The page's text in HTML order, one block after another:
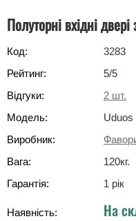
Полуторні вхідні
Код:
3283
Рейтинг:
5/5
Відгуки:
2 шт.
Модель:
Uduos
Виробник:
Вага:
120кг.
Гарантія:
1 рік
Наявність: На